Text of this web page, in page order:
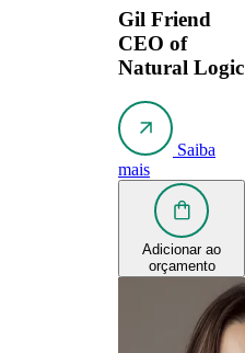
Gil Friend
CEO of
Natural Logic
Saiba
mais
Adicionar ao
orçamento